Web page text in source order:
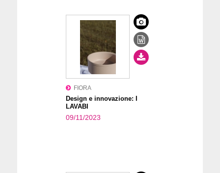
FIORA
Design e innovazione: I
LAVABI
09/11/2023